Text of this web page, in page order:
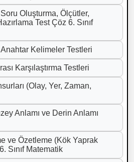
Oluşturma, Ölçütler,
Test Çöz 6. Sınıf
Anahtar Kelimeler Testleri
Karşılaştırma Testleri
(Olay, Yer, Zaman,
Anlamı ve Derin Anlamı
ve Özetleme (Kök Yaprak
Sınıf Matematik